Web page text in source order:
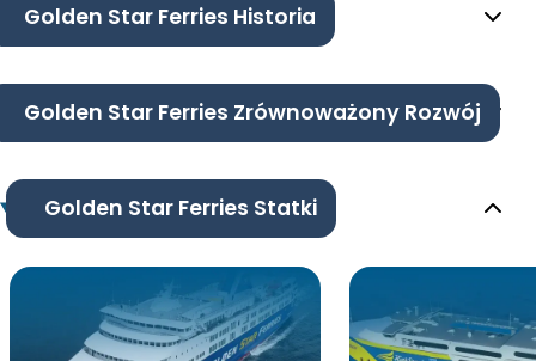
Golden Star Ferries Historia
Golden Star Ferries Zrównoważony Rozwój
Golden Star Ferries Statki